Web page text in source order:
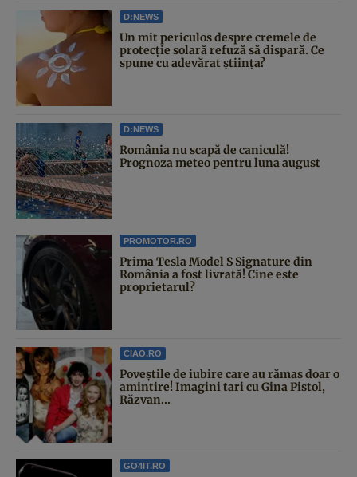
D:NEWS
Un mit periculos despre cremele de
protecție solară refuză să dispară. Ce
spune cu adevărat știința?
D:NEWS
România nu scapă de caniculă!
Prognoza meteo pentru luna august
PROMOTOR.RO
Prima Tesla Model S Signature din
România a fost livrată! Cine este
proprietarul?
CIAO.RO
Poveştile de iubire care au rămas doar o
amintire! Imagini tari cu Gina Pistol,
Răzvan...
GO4IT.RO